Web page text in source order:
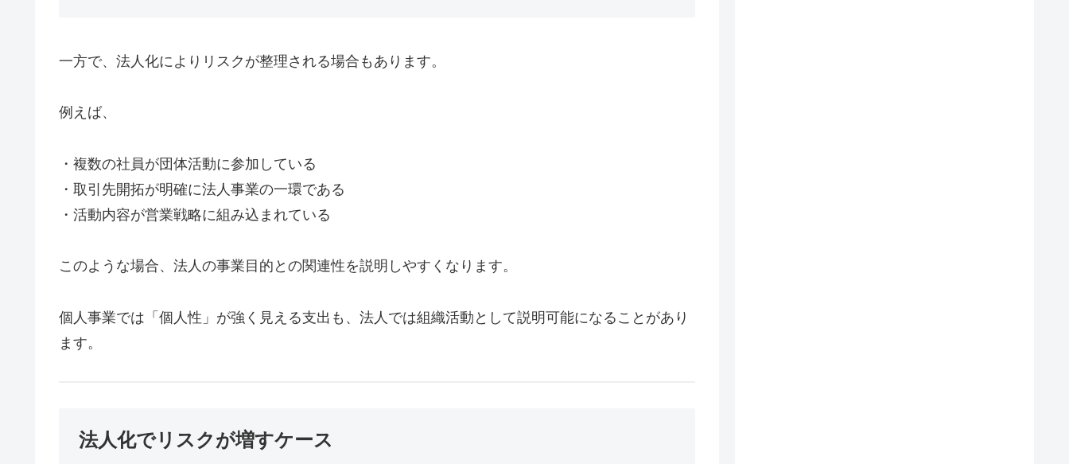
一方で、法人化によりリスクが整理される場合もあります。
例えば、
・複数の社員が団体活動に参加している
・取引先開拓が明確に法人事業の一環である
・活動内容が営業戦略に組み込まれている
このような場合、法人の事業目的との関連性を説明しやすくなります。
個人事業では「個人性」が強く見える支出も、法人では組織活動として説明可能になることがあり
ます。
法人化でリスクが増すケース